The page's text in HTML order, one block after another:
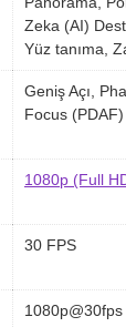
Zeka (AI)
Yüz tanıma,
Geniş Açı,
Focus (PDAF)
1080p (Full
30 FPS
1080p@30fps